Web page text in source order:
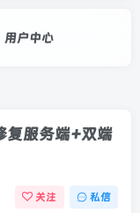
用户中心
复服务端+双端
关注 私信